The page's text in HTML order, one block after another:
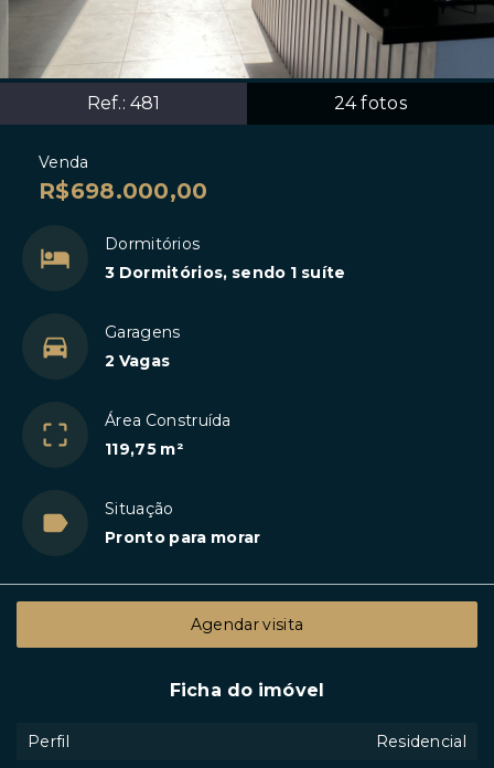
Ref.: 481 24fotos
Venda
R$698.000,00
Dormitórios
3 Dormitórios, sendo 1 suíte
Garagens
2 Vagas
Área Construída
119,75 m²
Situação
Pronto para morar
Agendar visita
Ficha do imóvel
Perfil
Residencial